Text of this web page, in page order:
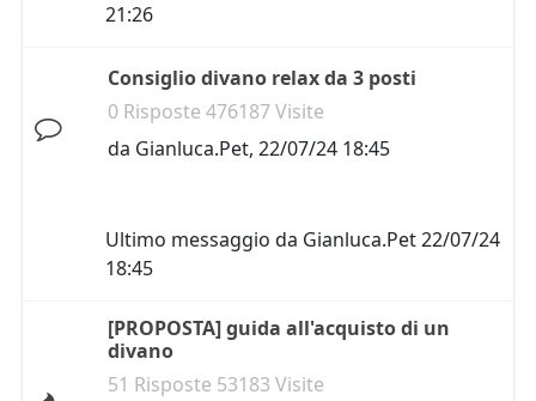
21:26
Consiglio divano relax da 3 posti
0 Risposte 476187 Visite
da Gianluca.Pet, 22/07/24 18:45
Ultimo messaggio da Gianluca.Pet22/07/24
18:45
[PROPOSTA] guida all'acquisto di un
divano
51 Risposte 53183 Visite